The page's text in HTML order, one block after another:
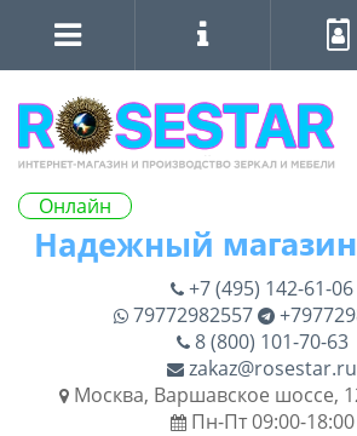
Онлайн
+7 (495) 142-61-06
79772982557
8 (800) 101-70-63
zakaz@rosestar.ru
Москва, Варшавское шоссе,
Пн-Пт 09:00-18:00